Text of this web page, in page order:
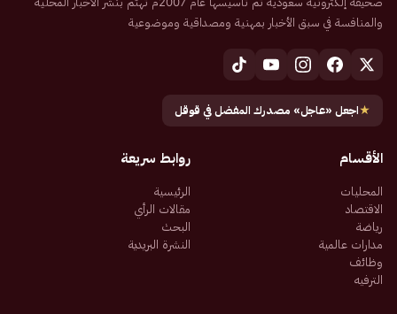
والمنافسة في سبق الأخبار بمهنية ومصداقية وموضوعية
★اجعل «عاجل» مصدرك المفضل في قوقل
الأقسام
المحليات
الاقتصاد
رياضة
مدارات عالمية
وظائف
الترفيه
روابط سريعة
الرئيسية
مقالات الرأي
البحث
النشرة البريدية